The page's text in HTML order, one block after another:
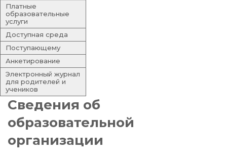
Платные
образовательные
услуги
Доступная среда
Поступающему
Анкетирование
Электронный журнал
для родителей и
учеников
Сведения об
образовательной
организации